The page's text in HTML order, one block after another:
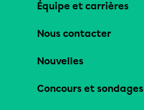
Équipe et carrières
Nous contacter
Nouvelles
Concours et sondages